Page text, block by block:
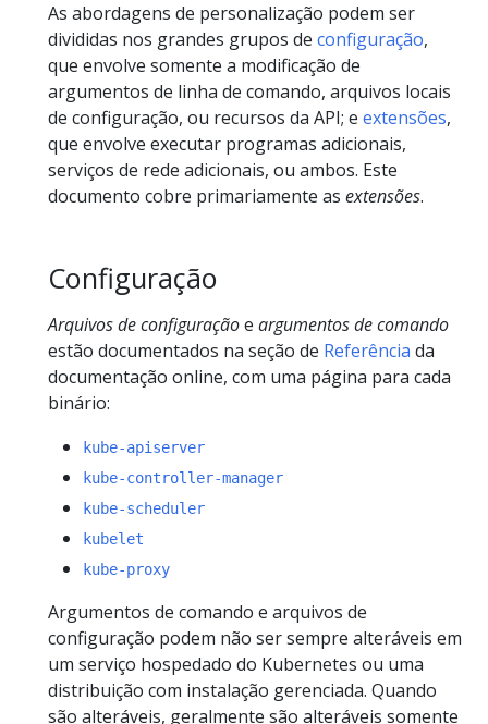
As abordagens de personalização podem ser
divididas nos grandes grupos de configuração,
que envolve somente a modificação de
argumentos de linha de comando, arquivos locais
de configuração, ou recursos da API; e extensões,
que envolve executar programas adicionais,
serviços de rede adicionais, ou ambos. Este
documento cobre primariamente as extensões.
Configuração
Arquivos de configuraçãoe argumentos de comando
estão documentados na seção de Referência da
documentação online, com uma página para cada
binário:
kube-apiserver
kube-controller-manager
kube-scheduler
kubelet
kube-proxy
Argumentos de comando e arquivos de
configuração podem não ser sempre alteráveis em
um serviço hospedado do Kubernetes ou uma
distribuição com instalação gerenciada. Quando
são alteráveis, geralmente são alteráveis somente